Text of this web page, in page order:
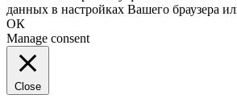
данных в настройках Вашего браузера
ОК
Manage consent
Close